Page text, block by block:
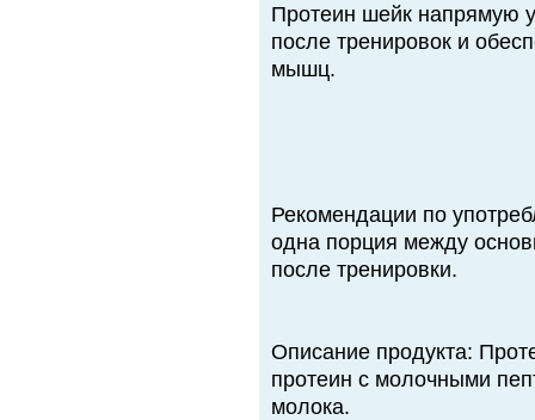
Протеин шейк напрямую
после тренировок и
мышц.
Рекомендации по
одна порция между
после тренировки.
Описание продукта:
протеин с молочными
молока.